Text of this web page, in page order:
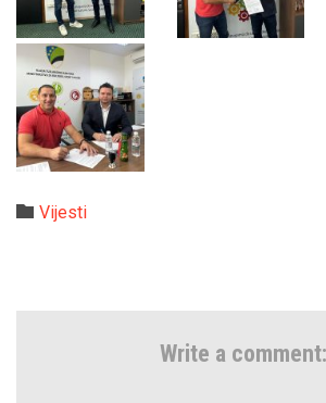
 Category
Vijesti
Write a comment: